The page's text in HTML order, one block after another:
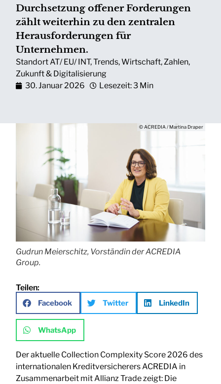
Durchsetzung offener Forderungen
zählt weiterhin zu den zentralen
Herausforderungen für
Unternehmen.
Standort AT/ EU/ INT,Trends,Wirtschaft,Zahlen,
Zukunft & Digitalisierung
30. Januar 2026
Lesezeit: 3 Min
© ACREDIA / Martina Draper
Gudrun Meierschitz, Vorständin der ACREDIA
Group.
Teilen:
Facebook Twitter LinkedIn
WhatsApp
Der aktuelle Collection Complexity Score 2026 des
internationalen Kreditversicherers ACREDIA in
Zusammenarbeit mit Allianz Trade zeigt: Die